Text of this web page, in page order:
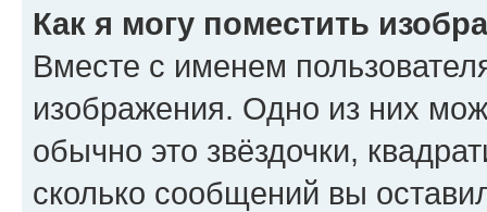
Как я могу поместить
Вместе с именем
изображения. Одно из них
обычно это звёздочки,
сколько сообщений вы